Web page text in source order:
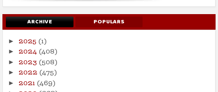
ARCHIVE POPULARS
► 2025 (1)
► 2024(408)
► 2023 (508)
► 2022 (475)
► 2021(469)